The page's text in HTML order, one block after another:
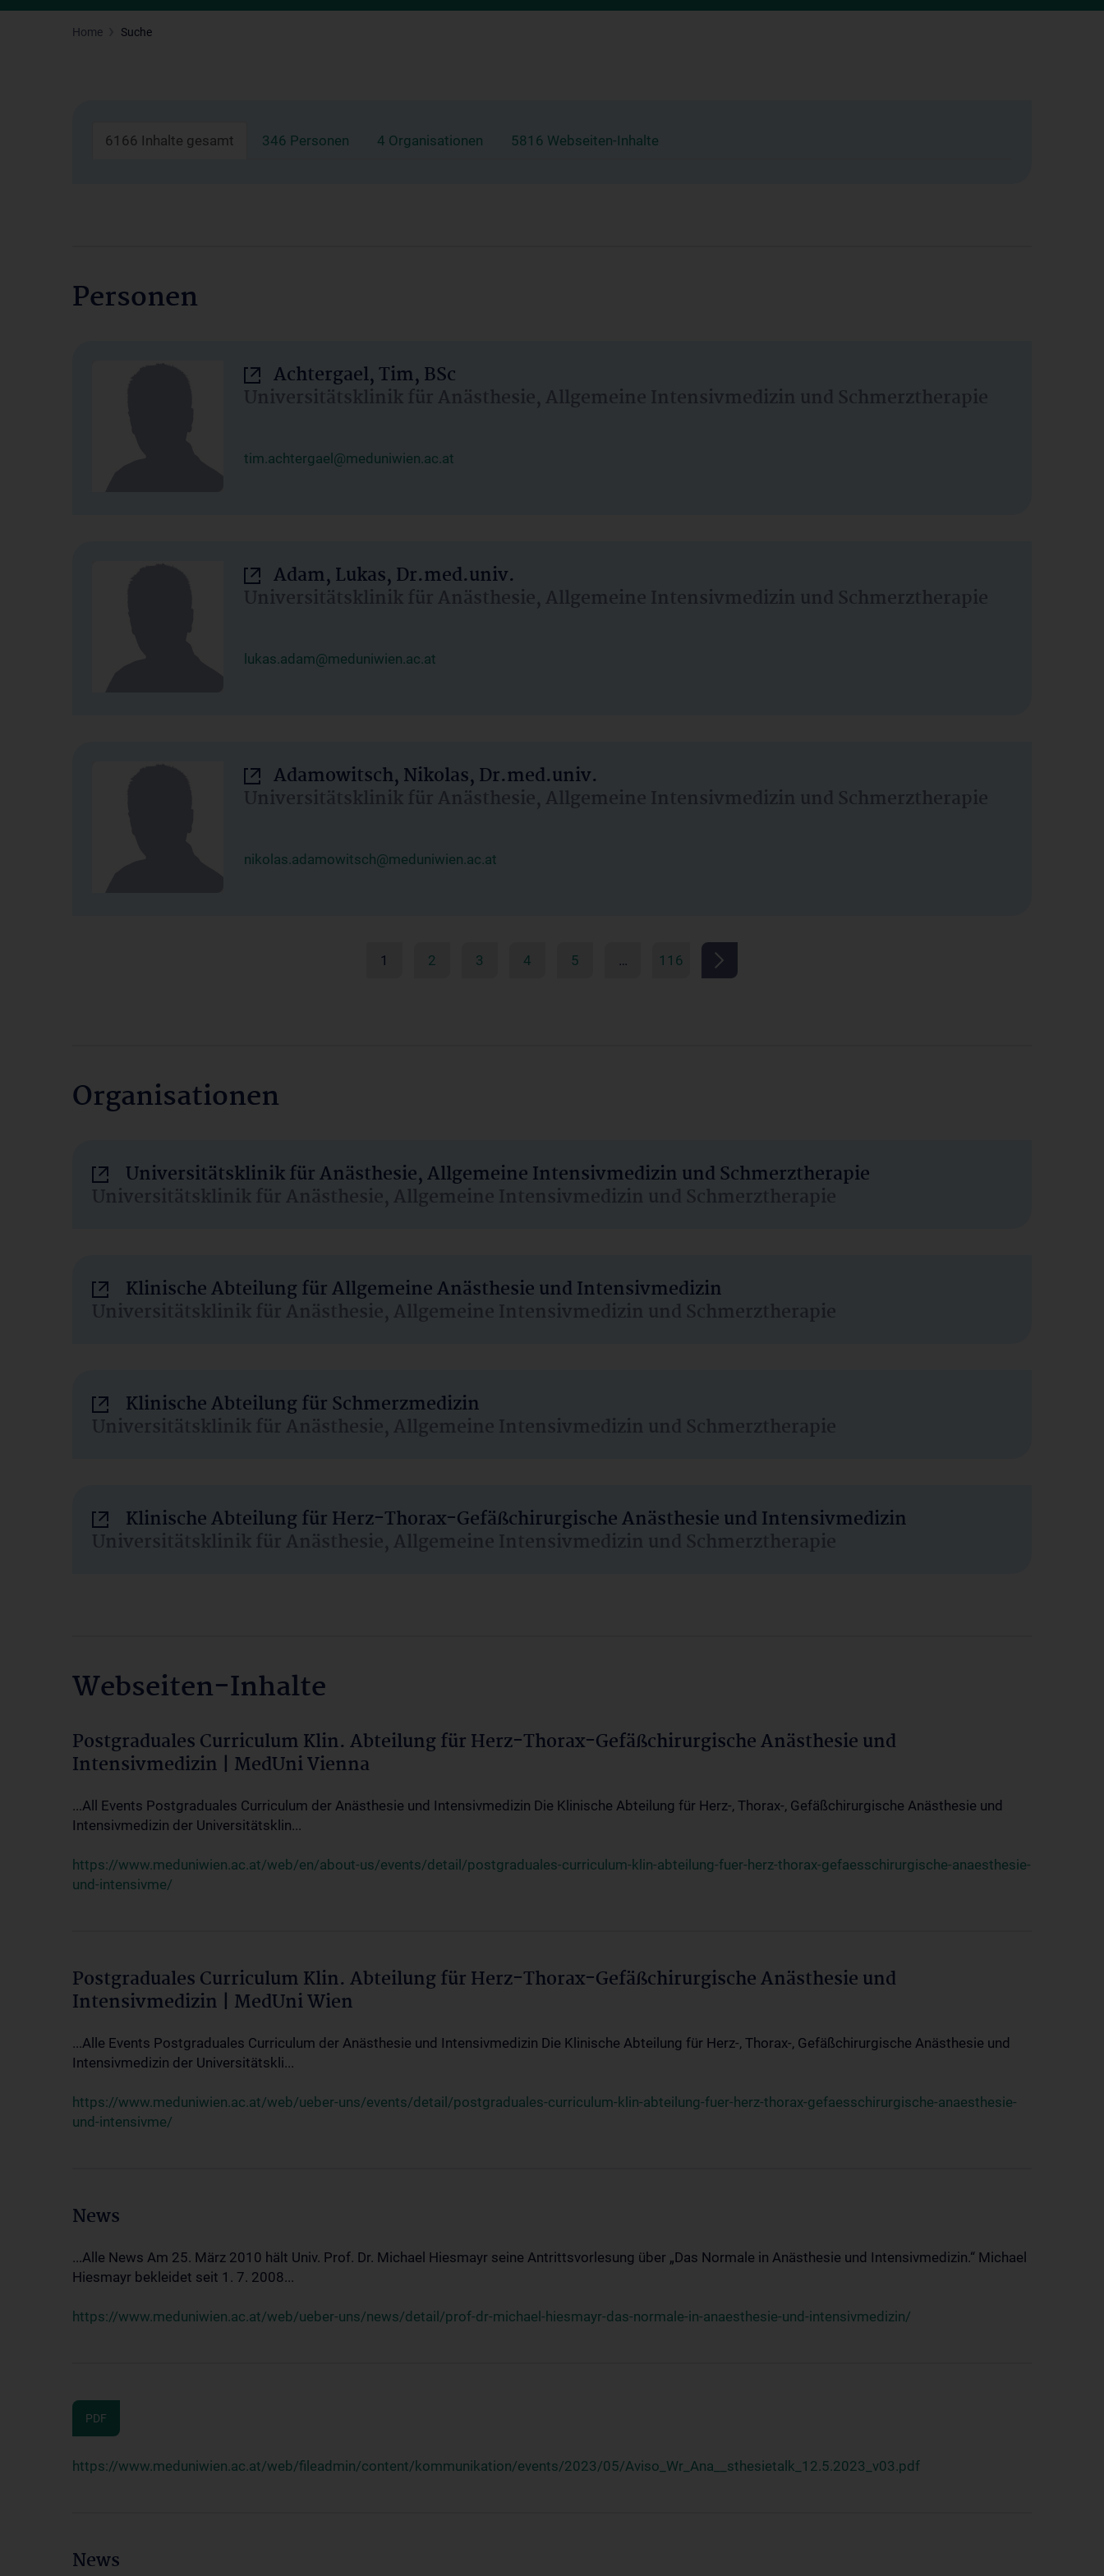
Home Suche
6166 Inhalte gesamt 346 Personen 4 Organisationen 5816 Webseiten-Inhalte
Personen
Achtergael, Tim, BSc
Universitätsklinik für Anästhesie, Allgemeine Intensivmedizin und Schmerztherapie
tim.achtergael@meduniwien.ac.at
Adam, Lukas, Dr.med.univ.
Universitätsklinik für Anästhesie, Allgemeine Intensivmedizin und Schmerztherapie
lukas.adam@meduniwien.ac.at
Adamowitsch, Nikolas, Dr.med.univ.
Universitätsklinik für Anästhesie, Allgemeine Intensivmedizin und Schmerztherapie
nikolas.adamowitsch@meduniwien.ac.at
1 2 3 4 5 … 116
Organisationen
Universitätsklinik für Anästhesie, Allgemeine Intensivmedizin und Schmerztherapie
Universitätsklinik für Anästhesie, Allgemeine Intensivmedizin und Schmerztherapie
Klinische Abteilung für Allgemeine Anästhesie und Intensivmedizin
Universitätsklinik für Anästhesie, Allgemeine Intensivmedizin und Schmerztherapie
Klinische Abteilung für Schmerzmedizin
Universitätsklinik für Anästhesie, Allgemeine Intensivmedizin und Schmerztherapie
Klinische Abteilung für Herz-Thorax-Gefäßchirurgische Anästhesie und Intensivmedizin
Universitätsklinik für Anästhesie, Allgemeine Intensivmedizin und Schmerztherapie
Webseiten-Inhalte
Postgraduales Curriculum Klin. Abteilung für Herz-Thorax-Gefäßchirurgische Anästhesie und
Intensivmedizin | MedUni Vienna
...All Events Postgraduales Curriculum der Anästhesie und Intensivmedizin Die Klinische Abteilung für Herz-, Thorax-, Gefäßchirurgische Anästhesie und
Intensivmedizin der Universitätsklin...
https://www.meduniwien.ac.at/web/en/about-us/events/detail/postgraduales-curriculum-klin-abteilung-fuer-herz-thorax-gefaesschirurgische-anaesthesie-
und-intensivme/
Postgraduales Curriculum Klin. Abteilung für Herz-Thorax-Gefäßchirurgische Anästhesie und
Intensivmedizin | MedUni Wien
...Alle Events Postgraduales Curriculum der Anästhesie und Intensivmedizin Die Klinische Abteilung für Herz-, Thorax-, Gefäßchirurgische Anästhesie und
Intensivmedizin der Universitätskli...
https://www.meduniwien.ac.at/web/ueber-uns/events/detail/postgraduales-curriculum-klin-abteilung-fuer-herz-thorax-gefaesschirurgische-anaesthesie-
und-intensivme/
News
...Alle News Am 25. März 2010 hält Univ. Prof. Dr. Michael Hiesmayr seine Antrittsvorlesung über „Das Normale in Anästhesie und Intensivmedizin.“ Michael
Hiesmayr bekleidet seit 1. 7. 2008...
https://www.meduniwien.ac.at/web/ueber-uns/news/detail/prof-dr-michael-hiesmayr-das-normale-in-anaesthesie-und-intensivmedizin/
PDF
https://www.meduniwien.ac.at/web/fileadmin/content/kommunikation/events/2023/05/Aviso_Wr_Ana__sthesietalk_12.5.2023_v03.pdf
News